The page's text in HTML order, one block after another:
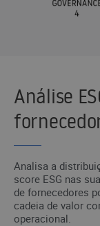
Análise
Analisa a
score ESG nas
de fornecedores
cadeia de valor
operacional.